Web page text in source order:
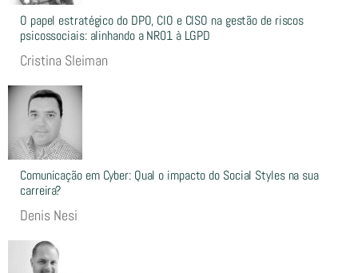
O papel estratégico do DPO, CIO e CISO na gestão de riscos
psicossociais: alinhando a NR01 à LGPD
Cristina Sleiman
Comunicação em Cyber: Qual o impacto do Social Styles na sua
carreira?
Denis Nesi